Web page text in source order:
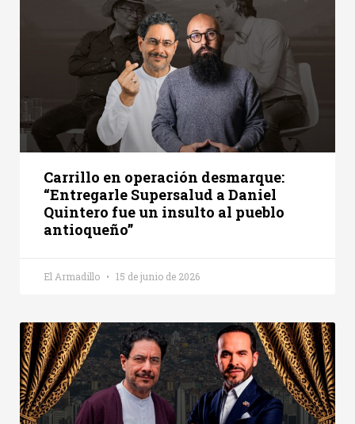
Carrillo en operación desmarque:
“Entregarle Supersalud a Daniel
Quintero fue un insulto al pueblo
antioqueño”
El Armadillo 15 de junio de 2026